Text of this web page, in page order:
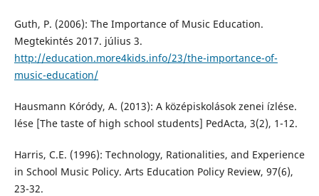
Guth, P. (2006): The Importance of Music Education.
Megtekintés 2017. július 3.
http://education.more4kids.info/23/the-importance-of-
music-education/
Hausmann Kóródy, A. (2013): A középiskolások zenei ízlése.
lése [The taste of high school students] PedActa, 3(2), 1-12.
Harris, C.E. (1996): Technology, Rationalities, and Experience
in School Music Policy. Arts Education Policy Review, 97(6),
23-32.